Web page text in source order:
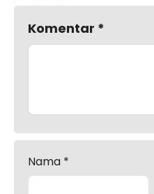
Komentar *
Nama *